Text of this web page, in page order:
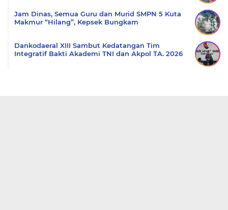
Jam Dinas, Semua Guru dan Murid SMPN 5 Kuta
Makmur “Hilang”, Kepsek Bungkam
Dankodaeral XIII Sambut Kedatangan Tim
Integratif Bakti Akademi TNI dan Akpol TA. 2026